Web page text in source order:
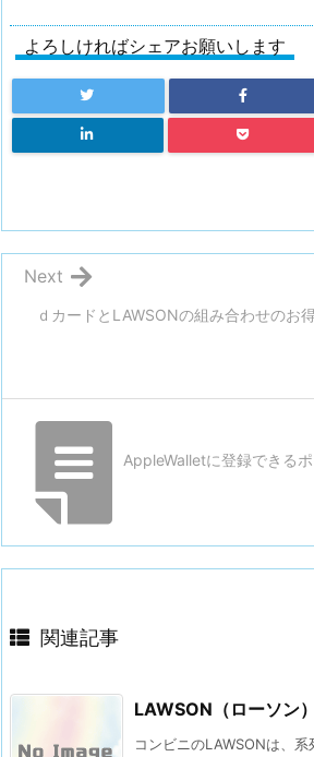
よろしければシェアお願いします
ｄカードとLAWSONの組み合わせのお
Next
AppleWalletに登録できる
関連記事
LAWSON（ローソン）
コンビニのLAWSONは、系